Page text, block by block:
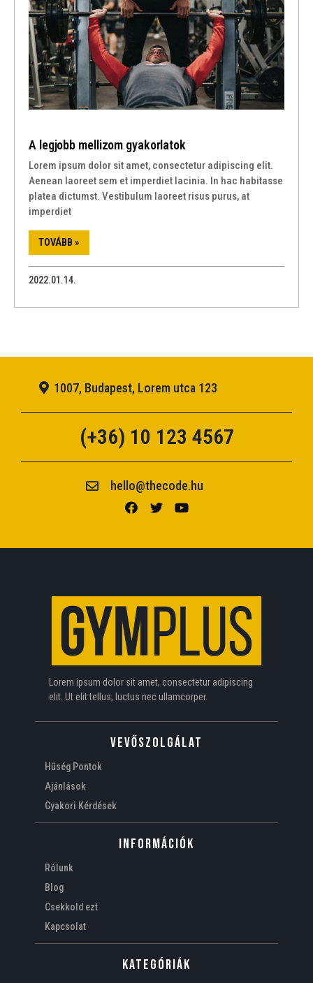
A legjobb mellizom gyakorlatok
Lorem ipsum dolor sit amet, consectetur adipiscing elit.
Aenean laoreet sem et imperdiet lacinia. In hac habitasse
platea dictumst. Vestibulum laoreet risus purus, at
imperdiet
TOVÁBB »
2022.01.14.
1007, Budapest, Lorem utca 123
(+36) 10 123 4567
hello@thecode.hu
Lorem ipsum dolor sit amet, consectetur adipiscing
elit. Ut elit tellus, luctus nec ullamcorper.
VEVŐSZOLGÁLAT
Hűség Pontok
Ajánlások
Gyakori Kérdések
Információk
Rólunk
Blog
Csekkold ezt
Kapcsolat
Kategóriák